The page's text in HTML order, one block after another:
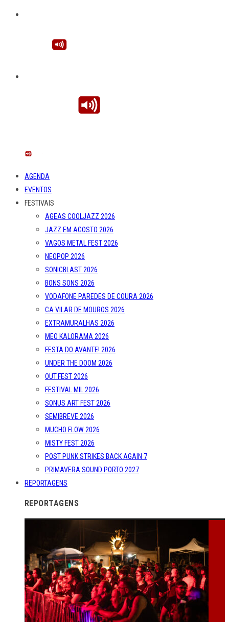
AGENDA
EVENTOS
FESTIVAIS
AGEAS COOLJAZZ 2026
JAZZ EM AGOSTO 2026
VAGOS METAL FEST 2026
NEOPOP 2026
SONICBLAST 2026
BONS SONS 2026
VODAFONE PAREDES DE COURA 2026
CA VILAR DE MOUROS 2026
EXTRAMURALHAS 2026
MEO KALORAMA 2026
FESTA DO AVANTE! 2026
UNDER THE DOOM 2026
OUT.FEST 2026
FESTIVAL MIL 2026
SONUS ART FEST 2026
SEMIBREVE 2026
MUCHO FLOW 2026
MISTY FEST 2026
POST PUNK STRIKES BACK AGAIN 7
PRIMAVERA SOUND PORTO 2027
REPORTAGENS
REPORTAGENS